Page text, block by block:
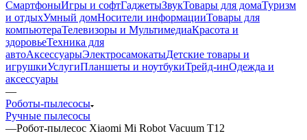
СмартфоныИгры и софтГаджетыЗвукТовары для домаТуризм
и отдыхУмный домНосители информацииТовары для
компьютераТелевизоры и МультимедиаКрасота и
здоровьеТехника для
автоАксессуарыЭлектросамокатыДетские товары и
игрушкиУслугиПланшеты и ноутбукиТрейд-инОдежда и
аксессуары
—
Роботы-пылесосы
Ручные пылесосы
—Робот-пылесос Xiaomi Mi Robot Vacuum T12